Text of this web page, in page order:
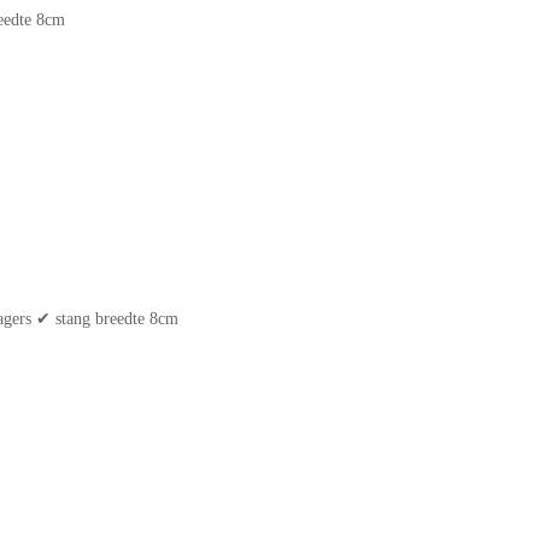
8cm
✔ stang breedte 8cm